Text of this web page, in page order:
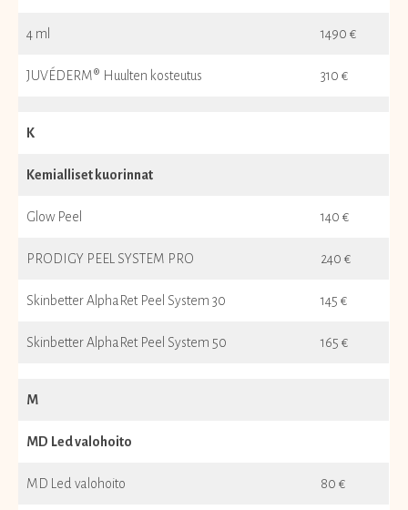
4 ml 1490 €
JUVÉDERM® Huulten kosteutus 310 €
K
Kemialliset kuorinnat
Glow Peel 140 €
PRODIGY PEEL SYSTEM PRO 240 €
Skinbetter AlphaRet Peel System 30 145 €
Skinbetter AlphaRet Peel System 50 165 €
M
MD Led valohoito
MD Led valohoito 80 €